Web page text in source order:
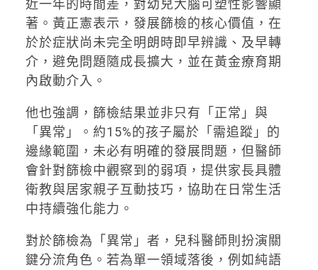
近一年的時間差，對幼兒大腦可塑性影響顯
著。黃正憲表示，發展篩檢的核心價值，在
於於症狀尚未完全明朗時即早辨識、及早轉
介，避免問題隨成長擴大，並在黃金療育期
內啟動介入。
他也強調，篩檢結果並非只有「正常」與
「異常」。約15%的孩子屬於「需追蹤」的
邊緣範圍，未必有明確的發展問題，但醫師
會針對篩檢中觀察到的弱項，提供家長具體
衛教與居家親子互動技巧，協助在日常生活
中持續強化能力。
對於篩檢為「異常」者，兒科醫師則扮演關
鍵分流角色。若為單一領域落後，例如純語